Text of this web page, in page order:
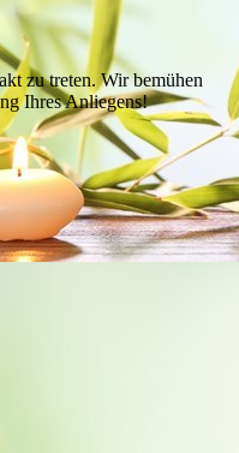
zu treten. Wir bemühen
Ihres Anliegens!